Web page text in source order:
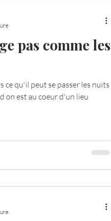
pas comme les
ce qu'il peut se passer les nuits
on est au coeur d'un lieu